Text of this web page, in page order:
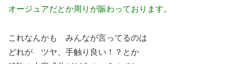
オージュアだとか周りが賑わっております。
これなんかも みんなが言ってるのは
どれが ツヤ、手触り良い！？とか